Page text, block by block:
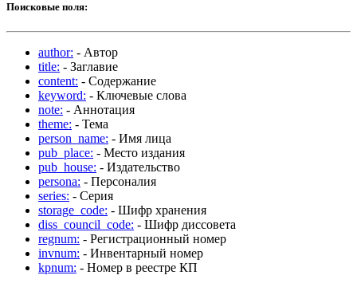
Поисковые поля:
author: - Автор
title: - Заглавие
content: - Содержание
keyword: - Ключевые слова
note: - Аннотация
theme: - Тема
person_name: - Имя лица
pub_place: - Место издания
pub_house: - Издательство
persona: - Персоналия
series: - Серия
storage_code: - Шифр хранения
diss_council_code: - Шифр диссовета
regnum: - Регистрационный номер
invnum: - Инвентарный номер
kpnum: - Номер в реестре КП